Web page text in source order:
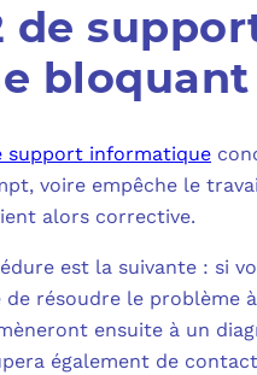
de
bloquant
support informatique
voire empêche le
alors corrective.
est la suivante : si
résoudre le problème
ensuite à un
également de